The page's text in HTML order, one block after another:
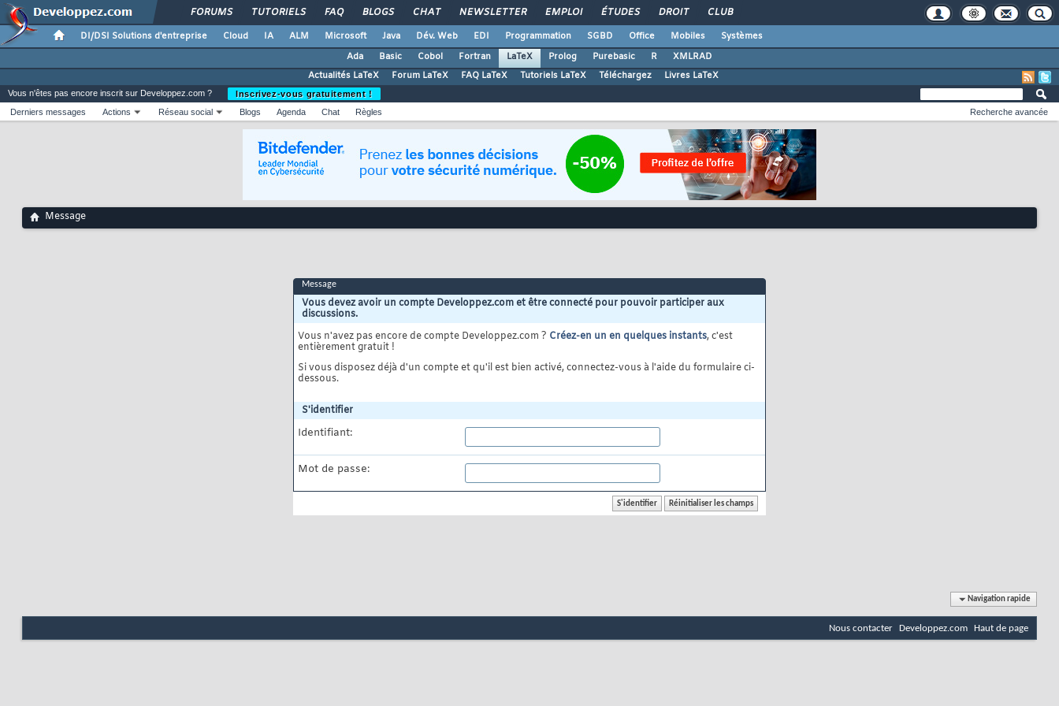
FORUMS TUTORIELS FAQ BLOGS CHAT NEWSLETTER EMPLOI ÉTUDES DROIT CLUB
DI/DSI Solutions d'entreprise Cloud IA ALM Microsoft Java Dév. Web EDI Programmation SGBD Office Mobiles
Systèmes
Ada
Basic Cobol Fortran LaTeX Prolog Purebasic R
XMLRAD
Actualités LaTeX
Forum LaTeX FAQ LaTeX Tutoriels LaTeX Téléchargez Livres LaTeX
Vous n'êtes pas encore inscrit sur Developpez.com ?
Inscrivez-vous gratuitement !
Derniers messages
Actions Réseau social Blogs Agenda Chat Règles Recherche avancée
Message
Message
Vous devez avoir un compte Developpez.com et être connecté pour pouvoir participer aux
discussions.
Vous n'avez pas encore de compte Developpez.com ? Créez-en un en quelques instants, c'est
entièrement gratuit !
Si vous disposez déjà d'un compte et qu'il est bien activé, connectez-vous à l'aide du formulaire ci-
dessous.
S'identifier
Identifiant:
Mot de passe:
Navigation rapide
Nous contacter Developpez.com Haut de page